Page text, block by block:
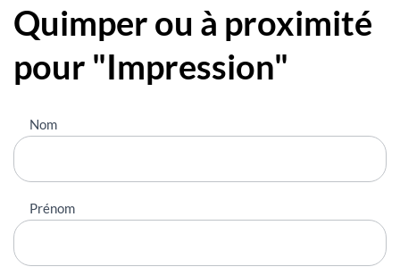
Quimper ou à proximité
pour "Impression"
Nous
contacter
Nom
Prénom